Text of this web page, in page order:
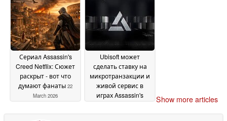
Сериал Assassin's
Creed Netflix: Сюжет
раскрыт - вот что
думают фанаты 22
March 2026
Ubisoft может
сделать ставку на
микротранзакции и
живой сервис в
играх Assassin's
Show more articles